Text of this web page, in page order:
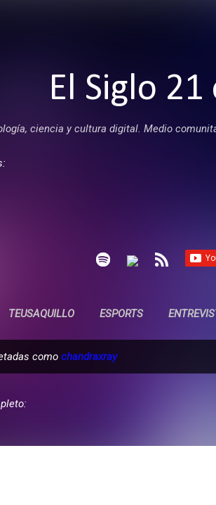
El Siglo 21
ciencia y cultura digital. Medio
TEUSAQUILLO ESPORTS
como chandraxray